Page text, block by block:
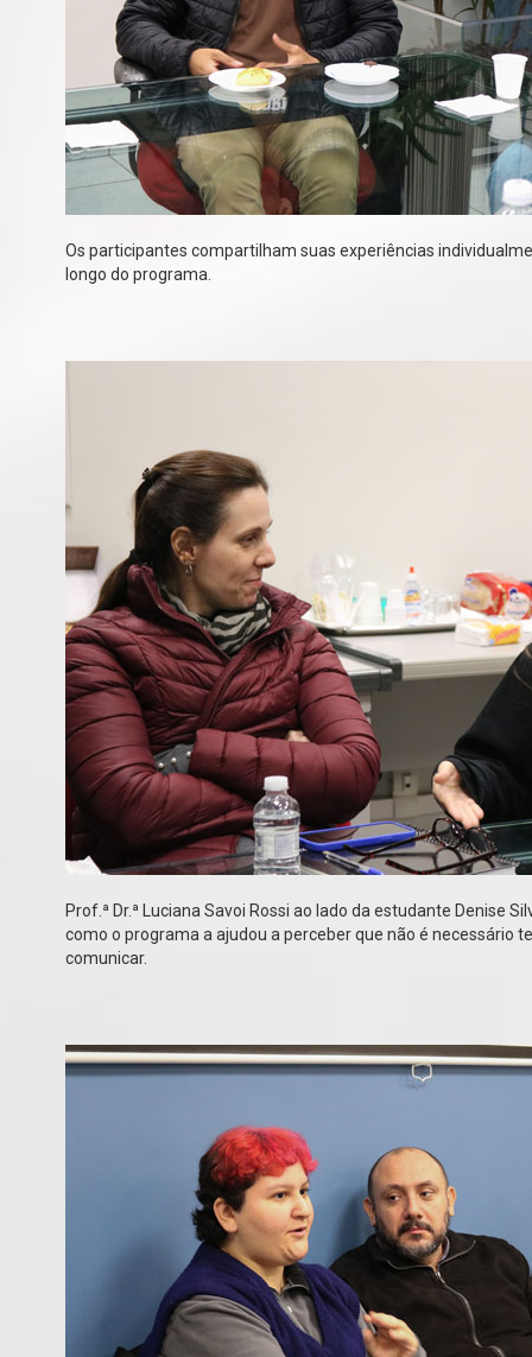
Os participantes compartilham suas experiências
longo do programa.
Prof.ª Dr.ª Luciana Savoi Rossi ao lado da estudante Denise
como o programa a ajudou a perceber que não é necessário
comunicar.